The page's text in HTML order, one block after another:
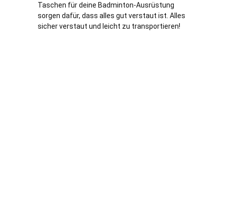
Taschen für deine Badminton-Ausrüstung
sorgen dafür, dass alles gut verstaut ist. Alles
sicher verstaut und leicht zu transportieren!